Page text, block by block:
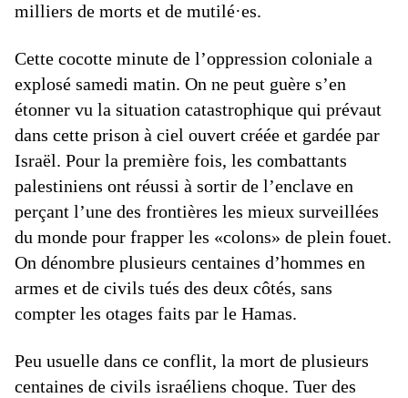
milliers de morts et de mutilé·es.
Cette cocotte minute de l’oppression coloniale a
explosé samedi matin. On ne peut guère s’en
étonner vu la situation catastrophique qui prévaut
dans cette prison à ciel ouvert créée et gardée par
Israël. Pour la première fois, les combattants
palestiniens ont réussi à sortir de l’enclave en
perçant l’une des frontières les mieux surveillées
du monde pour frapper les «colons» de plein fouet.
On dénombre plusieurs centaines d’hommes en
armes et de civils tués des deux côtés, sans
compter les otages faits par le Hamas.
Peu usuelle dans ce conflit, la mort de plusieurs
centaines de civils israéliens choque. Tuer des